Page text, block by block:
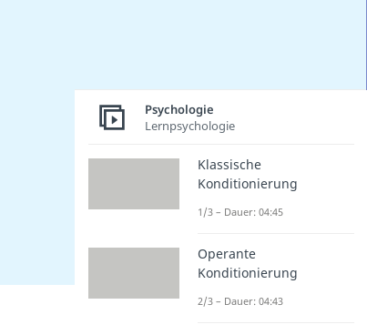
Psychologie
Lernpsychologie
Klassische
Konditionierung
1/3 – Dauer: 04:45
Operante
Konditionierung
2/3 – Dauer: 04:43